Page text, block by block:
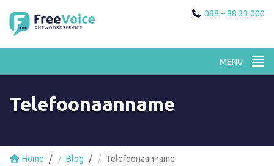
088 – 88 33 000
Telefoonaanname
Home Blog Telefoonaanname